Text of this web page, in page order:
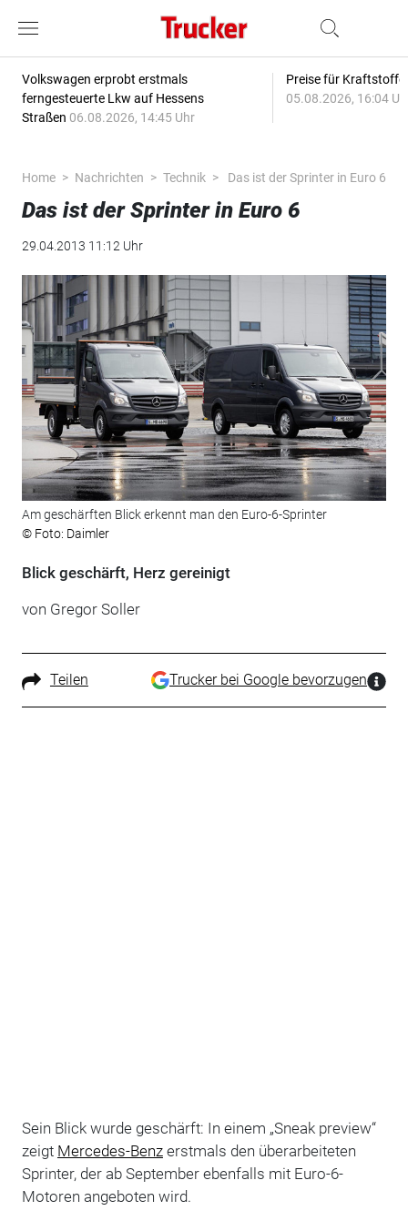
Volkswagen erprobt erstmals
ferngesteuerte Lkw auf Hessens
Straßen 06.08.2026, 14:45 Uhr
Preise für
05.08.2026, 16:04
Home Nachrichten Technik Das ist der Sprinter in Euro 6
Das ist der Sprinter in Euro 6
29.04.2013 11:12 Uhr
Am geschärften Blick erkennt man den Euro-6-Sprinter
© Foto: Daimler
Blick geschärft, Herz gereinigt
von Gregor Soller
Teilen Trucker bei Google bevorzugen
Sein Blick wurde geschärft: In einem „Sneak preview“
zeigt Mercedes-Benzerstmals den überarbeiteten
Sprinter, der ab September ebenfalls mit Euro-6-
Motoren angeboten wird.